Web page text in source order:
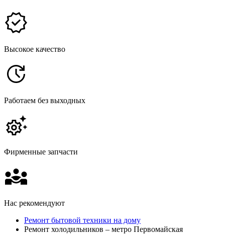
Высокое качество
Работаем без выходных
Фирменные запчасти
Нас рекомендуют
Ремонт бытовой техники на дому
Ремонт холодильников – метро Первомайская